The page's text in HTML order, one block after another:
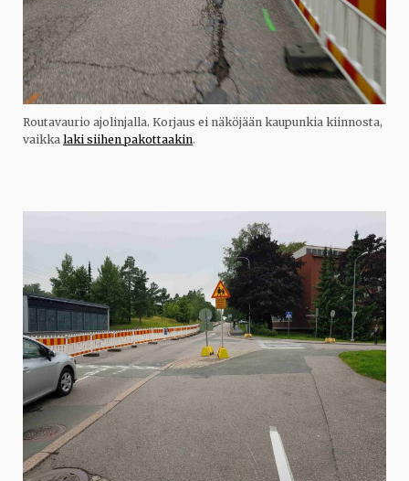
Routavaurio ajolinjalla. Korjaus ei näköjään kaupunkia kiinnosta,
vaikka laki siihen pakottaakin.